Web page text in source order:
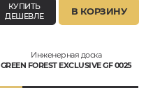
КУПИТЬ
ДЕШЕВЛЕ
В КОРЗИНУ
Инженерная доска
GREEN FOREST EXCLUSIVE GF 0025